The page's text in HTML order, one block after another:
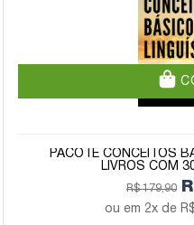
PACOTE CONCEITOS
LIVROS COM
R$ 179,90
2x de